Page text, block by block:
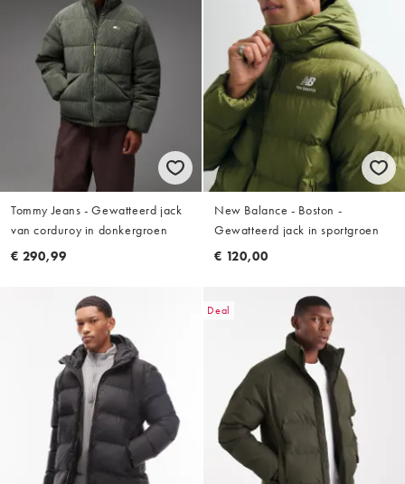
Tommy Jeans - Gewatteerd jack
van corduroy in donkergroen
€ 290,99
New Balance - Boston -
Gewatteerd jack in sportgroen
€ 120,00
Deal